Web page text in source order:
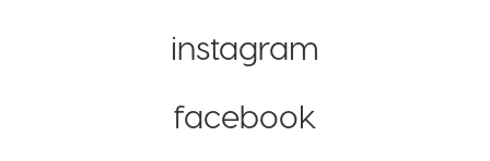
instagram
facebook